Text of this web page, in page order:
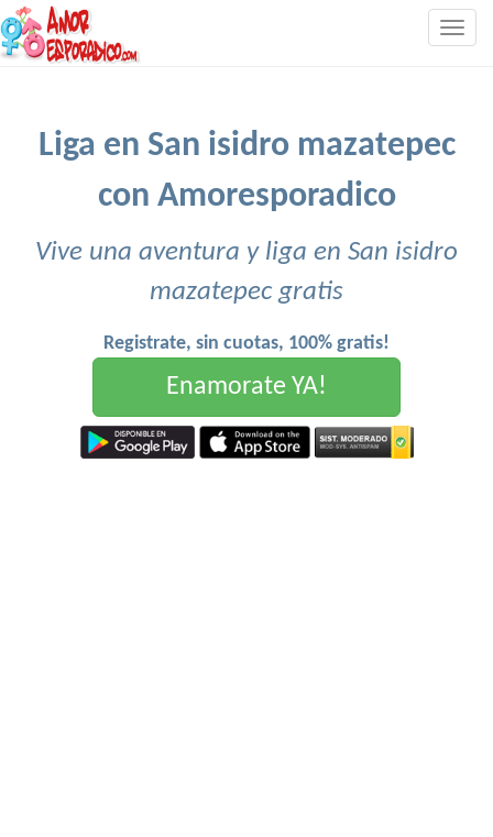
Liga en San isidro mazatepec
con Amoresporadico
Vive una aventura y liga en San isidro
mazatepec gratis
Registrate, sin cuotas, 100% gratis!
Enamorate YA!